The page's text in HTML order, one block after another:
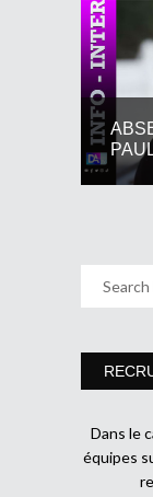
Dans le
équipes